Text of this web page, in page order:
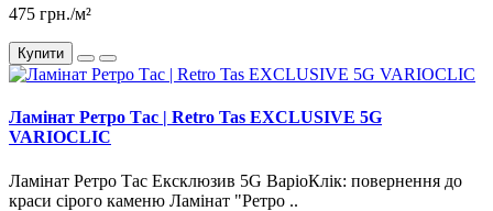
475 грн./м²
Купити
Ламінат Ретро Тас | Retro Tas EXCLUSIVE 5G
VARIOCLIC
Ламінат Ретро Тас Ексклюзив 5G ВаріоКлік: повернення до
краси сірого каменю Ламінат "Ретро ..